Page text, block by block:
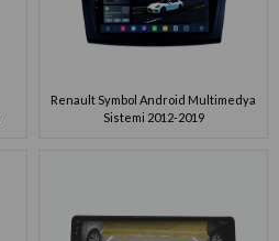
Renault Symbol Android Multimedya
Sistemi 2012-2019